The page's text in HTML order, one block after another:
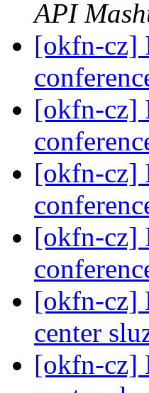
API
[okfn-cz]
[okfn-cz]
[okfn-cz]
[okfn-cz]
[okfn-cz]
center
[okfn-cz]